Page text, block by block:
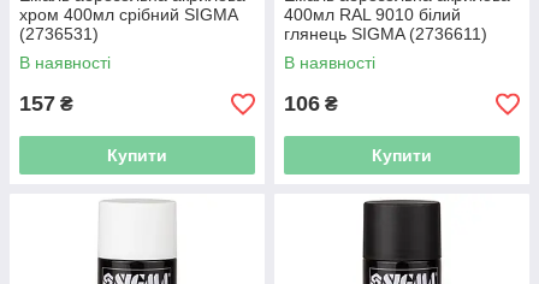
хром 400мл срібний SIGMA
(2736531)
В наявності
157 ₴
Купити
400мл RAL 9010 білий
глянець SIGMA (2736611)
В наявності
106 ₴
Купити